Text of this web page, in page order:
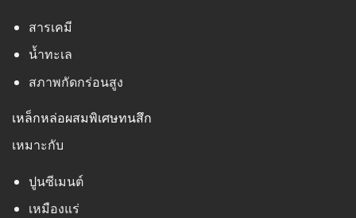
สารเคมี
น้ำทะเล
สภาพกัดกร่อนสูง
เหล็กหล่อผสมพิเศษทนสึก
เหมาะกับ
ปูนซีเมนต์
เหมืองแร่